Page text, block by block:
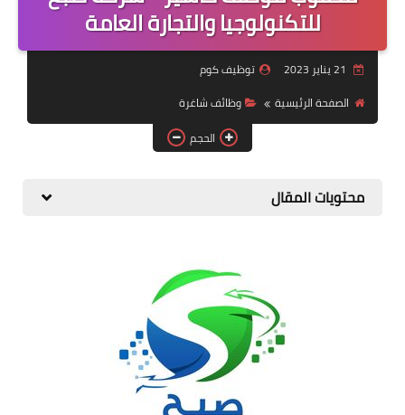
منوعات
نماذج سيرة ذاتية
للتكنولوجيا والتجارة العامة
توظيف كوم
الصفحة الرئيسية
وظائف شاغرة
الحجم
محتويات المقال